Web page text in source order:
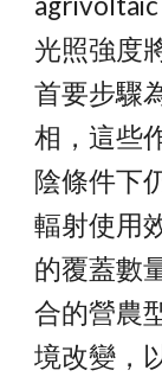
光照強度
首要步驟
相，這些
陰條件下
輻射使用
的覆蓋數
合的營農
境改變，